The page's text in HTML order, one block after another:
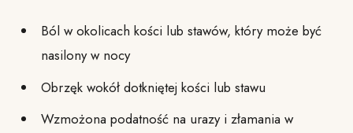
Ból w okolicach kości lub stawów, który może być
nasilony w nocy
Obrzęk wokół dotkniętej kości lub stawu
Wzmożona podatność na urazy i złamania w